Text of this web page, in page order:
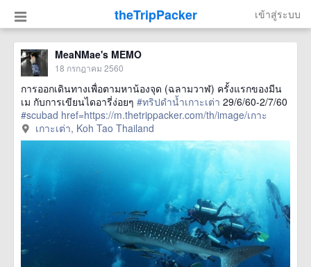
theTripPacker เข้าสู่ระบบ
MeaNMae's MEMO
18 กรกฎาคม 2560
การออกเดินทางเพื่อตามหาน้องจุด (ฉลามวาฬ) ครั้งแรกของมีน
เม กับการเขียนไดอารี่ง่อยๆ #ทริปดำน้ำเกาะเต่า 29/6/60-2/7/60
#scubad href=https://m.thetrippacker.com/th/image/เกาะ
เต่าKohTaoThailand/206394> more
เกาะเต่า, Koh Tao Thailand